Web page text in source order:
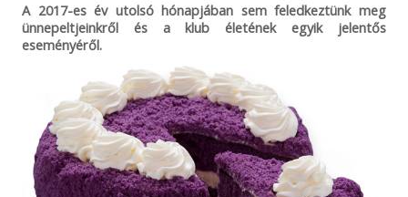
A 2017-es év utolsó hónapjában sem feledkeztünk meg
ünnepeltjeinkről és a klub életének egyik jelentős
eseményéről.